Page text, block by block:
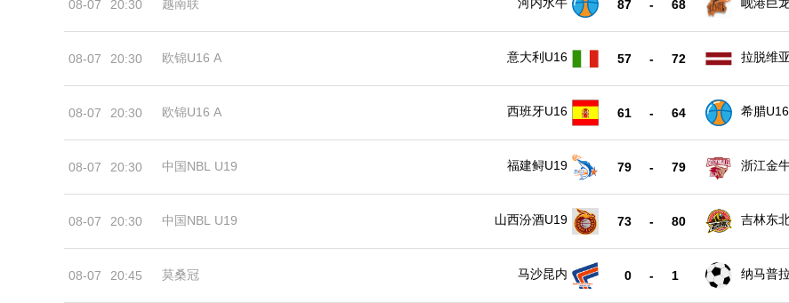
08-07 20:30 越南联 87 - 68
08-07 20:30 欧锦U16 A 意大利U16 57 - 72 拉脱维
08-07 20:30 欧锦U16 A 西班牙U16 61 - 64 希腊U16
08-07 20:30 中国NBL U19 福建鲟U19 79 - 79 浙江金
08-07 20:30 中国NBL U19 山西汾酒U19 73 - 80 吉林东
08-07 20:45 莫桑冠 马沙昆内 0 - 1 纳马普